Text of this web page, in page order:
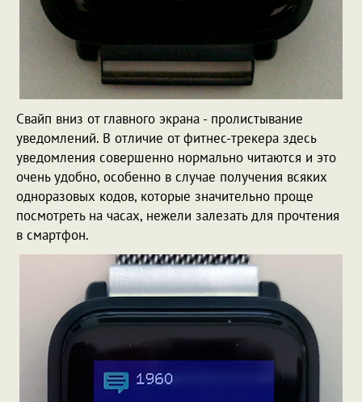
Свайп вниз от главного экрана - пролистывание
уведомлений. В отличие от фитнес-трекера здесь
уведомления совершенно нормально читаются и это
очень удобно, особенно в случае получения всяких
одноразовых кодов, которые значительно проще
посмотреть на часах, нежели залезать для прочтения
в смартфон.